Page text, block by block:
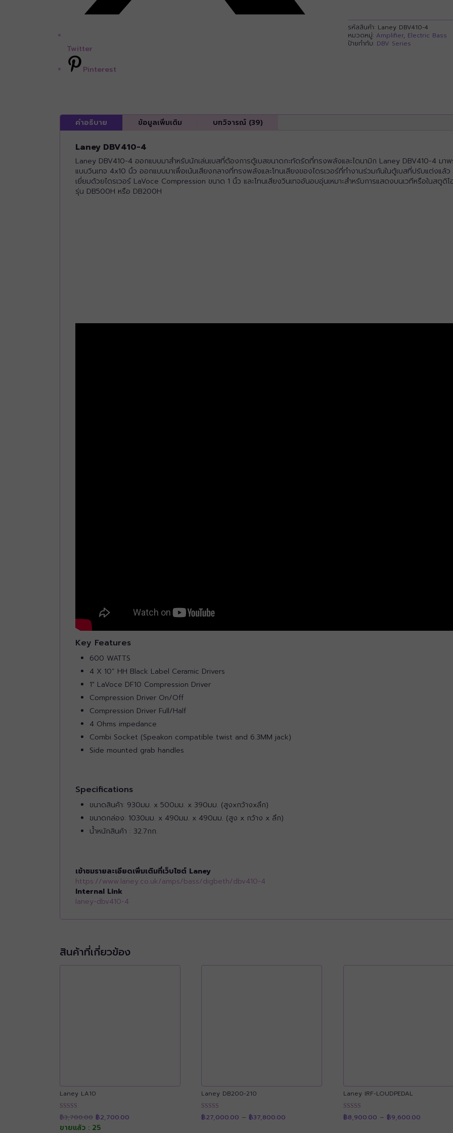
Twitter
Pinterest
รหัสสินค้า: Laney DBV410-4
หมวดหมู่: Amplifier, Electric Bass
ป้ายกำกับ: DBV Series
คำอธิบาย ข้อมูลเพิ่มเติม บทวิจารณ์ (39)
Laney DBV410-4
Laney DBV410-4 ออกแบบมาสำหรับนักเล่นเบสที่ต้องการตู้เบสขนาดกะทัดรัดที่ทรงพลังและไดนามิก Laney DBV410-4 มา
แบบวินเทจ 4x10 นิ้ว ออกแบบมาเพื่อเน้นเสียงกลางที่ทรงพลังและโทนเสียงของไดรเวอร์ที่ทำงานร่วมกันในตู้เบสที่ปรับแต่งแล้
เยี่ยมด้วยไดรเวอร์ LaVoce Compression ขนาด 1 นิ้ว และโทนเสียงวินเทจอันอบอุ่นเหมาะสำหรับการแสดงบนเวทีหรือในสตู
รุ่น DB500H หรือ DB200H
Key Features
600 WATTS
4 X 10” HH Black Label Ceramic Drivers
1" LaVoce DF10 Compression Driver
Compression Driver On/Off
Compression Driver Full/Half
4 Ohms impedance
Combi Socket (Speakon compatible twist and 6.3MM jack)
Side mounted grab handles
Specifications
ขนาดสินค้า: 930มม. x 500มม. x 390มม. (สูงxกว้างxลึก)
ขนาดกล่อง: 1030มม. x 490มม. x 490มม. (สูง x กว้าง x ลึก)
น้ำหนักสินค้า : 32.7กก.
เข้าชมรายละเอียดเพิ่มเติมที่เว็บไซต์ Laney
https://www.laney.co.uk/amps/bass/digbeth/dbv410-4
Internal Link
laney-dbv410-4
สินค้าที่เกี่ยวข้อง
Laney LA10
ให้คะแนน
4.90
ตั้งแต่ 1-5
฿3,700.00 Original
price
was:
฿3,700.00.
฿2,700.00
ขายแล้ว : 25
Laney DB200-210
ให้คะแนน
4.91
฿27,000.00 – ฿37,800.00
Laney IRF-LOUDPEDAL
ให้คะแนน
4.90
฿8,900.00 – ฿9,600.00range: